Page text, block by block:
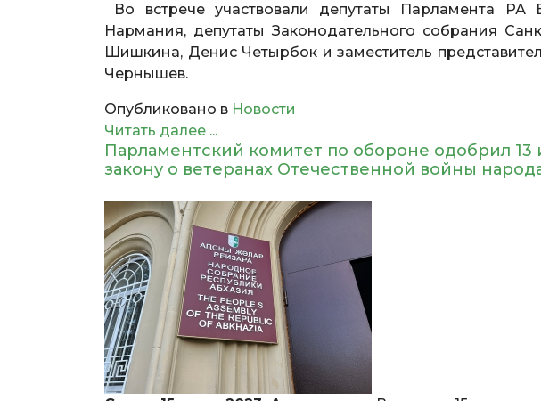
Во встрече участвовали депутаты Парламента РА
Нармания, депутаты Законодательного собрания
Шишкина, Денис Четырбок и заместитель
Чернышев.
Опубликовано в Новости
Читать далее ...
Парламентский комитет по обороне одобрил 13
закону о ветеранах Отечественной войны